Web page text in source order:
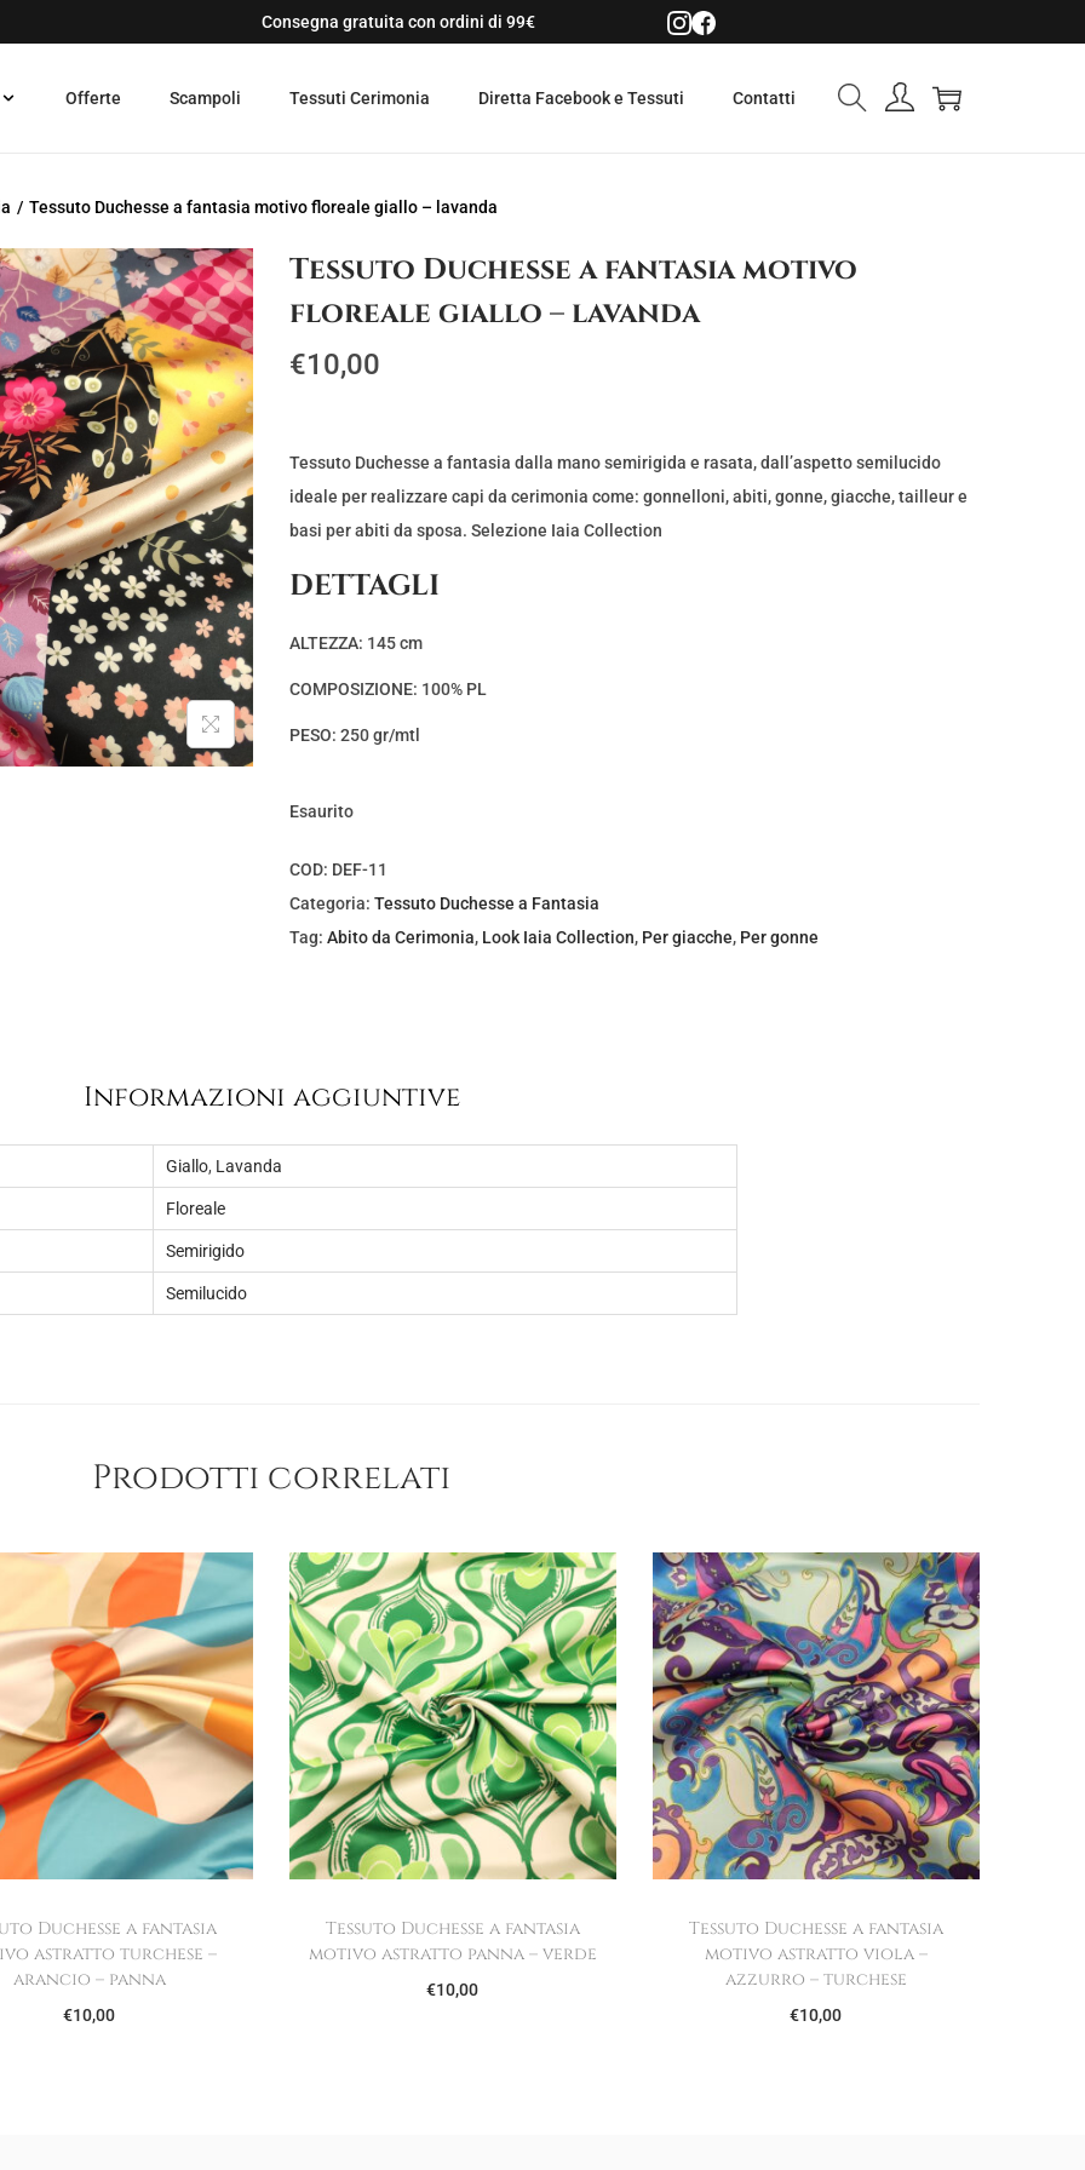
Consegna gratuita con ordini di 99€
Offerte Scampoli Tessuti Cerimonia Diretta Facebook e Tessuti Contatti
/ Tessuto Duchesse a fantasia motivo floreale giallo – lavanda
Tessuto Duchesse a fantasia motivo
floreale giallo – lavanda
€10,00
Tessuto Duchesse a fantasia dalla mano semirigida e rasata, dall’aspetto semilucido
ideale per realizzare capi da cerimonia come: gonnelloni, abiti, gonne, giacche, tailleur e
basi per abiti da sposa. Selezione Iaia Collection
DETTAGLI
ALTEZZA: 145 cm
COMPOSIZIONE: 100% PL
PESO: 250 gr/mtl
Esaurito
COD: DEF-11
Categoria: Tessuto Duchesse a Fantasia
Tag: Abito da Cerimonia, Look Iaia Collection, Per giacche, Per gonne
Informazioni aggiuntive
Giallo, Lavanda
Floreale
Semirigido
Semilucido
Prodotti correlati
Duchesse a fantasia
astratto turchese –
arancio – panna
€10,00
Tessuto Duchesse a fantasia
motivo astratto panna – verde
€10,00
Tessuto Duchesse a fantasia
motivo astratto viola –
azzurro – turchese
€10,00